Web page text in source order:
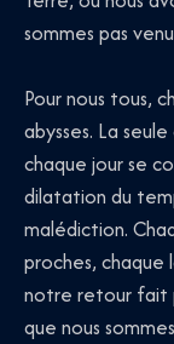
sommes pas
Pour nous tous,
abysses. La
chaque jour se
dilatation du
malédiction.
proches, chaque
notre retour fait
que nous